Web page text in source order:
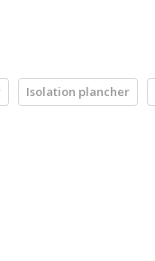
Isolation plancher